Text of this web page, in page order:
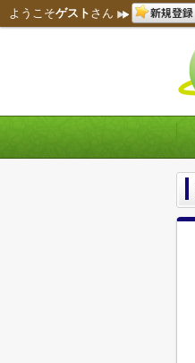
ようこそゲスト さん 新規登録